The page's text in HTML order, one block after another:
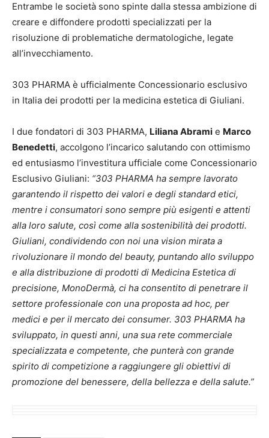
Entrambe le società sono spinte dalla stessa ambizione di
creare e diffondere prodotti specializzati per la
risoluzione di problematiche dermatologiche, legate
all’invecchiamento.
303 PHARMA è ufficialmente Concessionario esclusivo
in Italia dei prodotti per la medicina estetica di Giuliani.
I due fondatori di 303 PHARMA, Liliana Abrami e Marco
Benedetti, accolgono l’incarico salutando con ottimismo
ed entusiasmo l’investitura ufficiale come Concessionario
Esclusivo Giuliani: “303 PHARMA ha sempre lavorato
garantendo il rispetto dei valori e degli standard etici,
mentre i consumatori sono sempre più esigenti e attenti
alla loro salute, così come alla sostenibilità dei prodotti.
Giuliani, condividendo con noi una vision mirata a
rivoluzionare il mondo del beauty, puntando allo sviluppo
e alla distribuzione di prodotti di Medicina Estetica di
precisione, MonoDermà, ci ha consentito di penetrare il
settore professionale con una proposta ad hoc, per
medici e per il mercato dei consumer. 303 PHARMA ha
sviluppato, in questi anni, una sua rete commerciale
specializzata e competente, che punterà con grande
spirito di competizione a raggiungere gli obiettivi di
promozione del benessere, della bellezza e della salute.”